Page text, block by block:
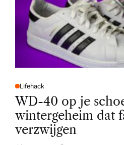
P
O
S
E
D
I
N
Lifehack
WD-40 op je
wintergeheim dat
verzwijgen